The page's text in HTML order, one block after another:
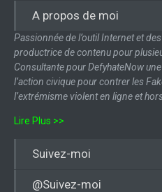
A propos de moi
Passionnée de l’outil Internet et
productrice de contenu pour
Consultante pour DefyhateNow
l’action civique pour contrer les
l’extrémisme violent en ligne et
Lire Plus >>
Suivez-moi
@Suivez-moi